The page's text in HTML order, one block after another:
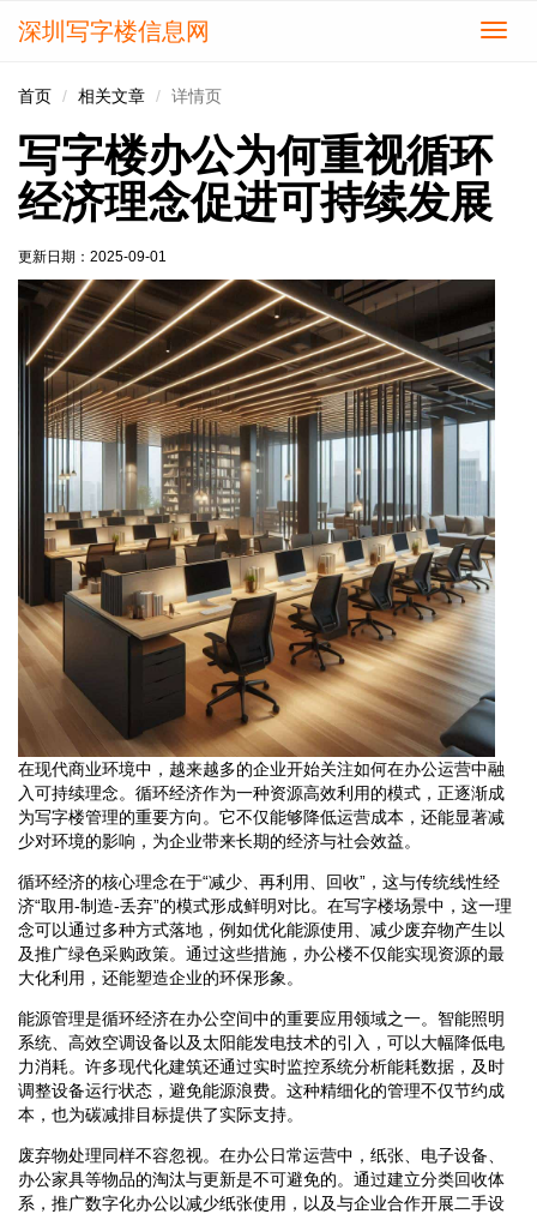
切
深圳写字楼信息网
首页 相关文章 详情页
写字楼办公为何重视循环
经济理念促进可持续发展
更新日期： 2025-09-01
在现代商业环境中，越来越多的企业开始关注如何在办公运营中融
入可持续理念。循环经济作为一种资源高效利用的模式，正逐渐成
为写字楼管理的重要方向。它不仅能够降低运营成本，还能显著减
少对环境的影响，为企业带来长期的经济与社会效益。
循环经济的核心理念在于“减少、再利用、回收”，这与传统线性经
济“取用-制造-丢弃”的模式形成鲜明对比。在写字楼场景中，这一理
念可以通过多种方式落地，例如优化能源使用、减少废弃物产生以
及推广绿色采购政策。通过这些措施，办公楼不仅能实现资源的最
大化利用，还能塑造企业的环保形象。
能源管理是循环经济在办公空间中的重要应用领域之一。智能照明
系统、高效空调设备以及太阳能发电技术的引入，可以大幅降低电
力消耗。许多现代化建筑还通过实时监控系统分析能耗数据，及时
调整设备运行状态，避免能源浪费。这种精细化的管理不仅节约成
本，也为碳减排目标提供了实际支持。
废弃物处理同样不容忽视。在办公日常运营中，纸张、电子设备、
办公家具等物品的淘汰与更新是不可避免的。通过建立分类回收体
系，推广数字化办公以减少纸张使用，以及与企业合作开展二手设